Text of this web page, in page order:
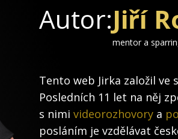
Autor:Jiří
mentor a
Tento web Jirka založil ve
Posledních 11 let na něj
s nimi videorozhovory a
posláním je vzdělávat